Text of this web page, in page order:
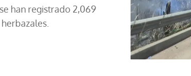
han registrado 2,069